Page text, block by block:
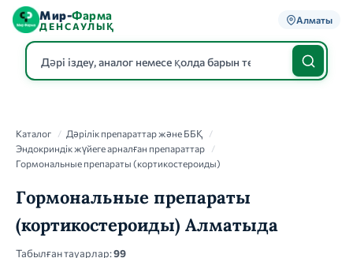
Мир-Фарма
ДЕНСАУЛЫҚ
Алматы
Каталог / Дәрілік препараттар және ББҚ
/
Эндокриндік жүйеге арналған препараттар
/
Гормональные препараты (кортикостероиды)
Гормональные препараты
(кортикостероиды) Алматыда
Табылған тауарлар:99